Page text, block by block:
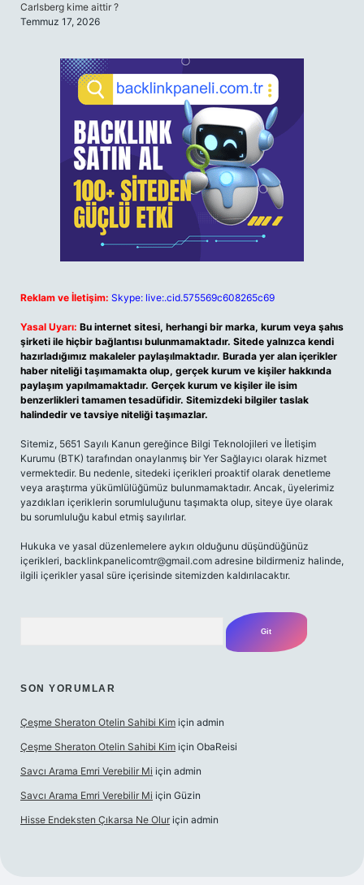
Carlsberg kime aittir ?
Temmuz 17, 2026
Reklam ve İletişim: Skype: live:.cid.575569c608265c69
Yasal Uyarı: Bu internet sitesi, herhangi bir marka, kurum veya şahıs
şirketi ile hiçbir bağlantısı bulunmamaktadır. Sitede yalnızca kendi
hazırladığımız makaleler paylaşılmaktadır. Burada yer alan içerikler
haber niteliği taşımamakta olup, gerçek kurum ve kişiler hakkında
paylaşım yapılmamaktadır. Gerçek kurum ve kişiler ile isim
benzerlikleri tamamen tesadüfidir. Sitemizdeki bilgiler taslak
halindedir ve tavsiye niteliği taşımazlar.
Sitemiz, 5651 Sayılı Kanun gereğince Bilgi Teknolojileri ve İletişim
Kurumu (BTK) tarafından onaylanmış bir Yer Sağlayıcı olarak hizmet
vermektedir. Bu nedenle, sitedeki içerikleri proaktif olarak denetleme
veya araştırma yükümlülüğümüz bulunmamaktadır. Ancak, üyelerimiz
yazdıkları içeriklerin sorumluluğunu taşımakta olup, siteye üye olarak
bu sorumluluğu kabul etmiş sayılırlar.
Hukuka ve yasal düzenlemelere aykırı olduğunu düşündüğünüz
içerikleri, backlinkpanelicomtr@gmail.com adresine bildirmeniz halinde,
ilgili içerikler yasal süre içerisinde sitemizden kaldırılacaktır.
SON YORUMLAR
Çeşme Sheraton Otelin Sahibi Kim için admin
Çeşme Sheraton Otelin Sahibi Kim için ObaReisi
Savcı Arama Emri Verebilir Mi için admin
Savcı Arama Emri Verebilir Mi için Güzin
Hisse Endeksten Çıkarsa Ne Olur için admin